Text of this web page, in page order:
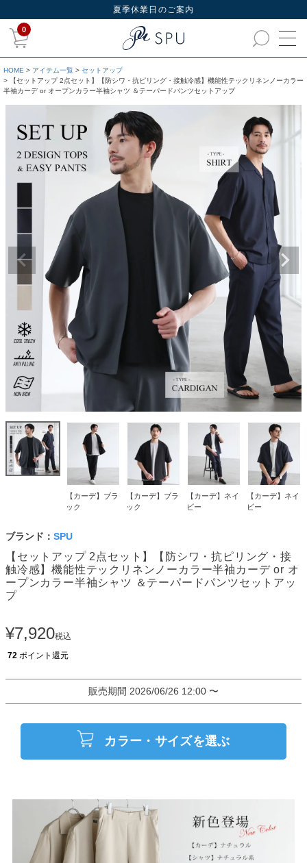
夏季休業日のご案内
0
HOME アイテム一覧
セットアップ
【セットアップ 2点セット】【防シワ・抗ピリング・接触冷感】機能性テックリネンノーカラー
半袖カーデ or オープンカラー半袖シャツ ＆テーパードパンツセットアップ
【カーデ】ブラ
ック
【カーデ】ブラ
ック
【カーデ】ネイ
ビー
【カーデ】ネイ
ビー
ブランド： SPU
【セットアップ 2点セット】【防シワ・抗ピリング・接
触冷感】機能性テックリネンノーカラー半袖カーデ or オ
ープンカラー半袖シャツ ＆テーパードパンツセットアッ
プ
¥7,920税込
72 ポイント還元
販売期間 2026/06/26 12:00 〜
カラー・サイズを選ぶ